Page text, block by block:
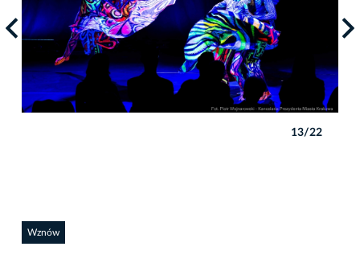
13/22
Wznów